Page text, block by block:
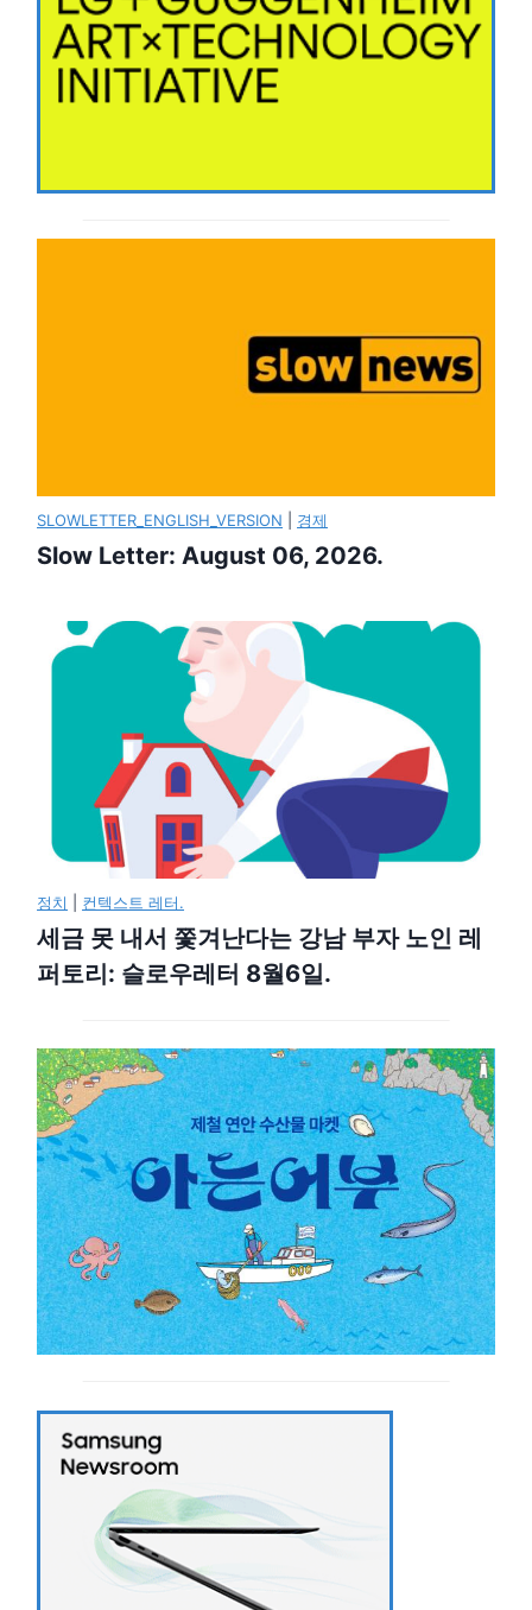
SLOWLETTER_ENGLISH_VERSION 경제
Slow Letter: August 06, 2026.
정치 컨텍스트 레터.
세금 못 내서 쫓겨난다는 강남 부자 노인 레
퍼토리: 슬로우레터 8월6일.